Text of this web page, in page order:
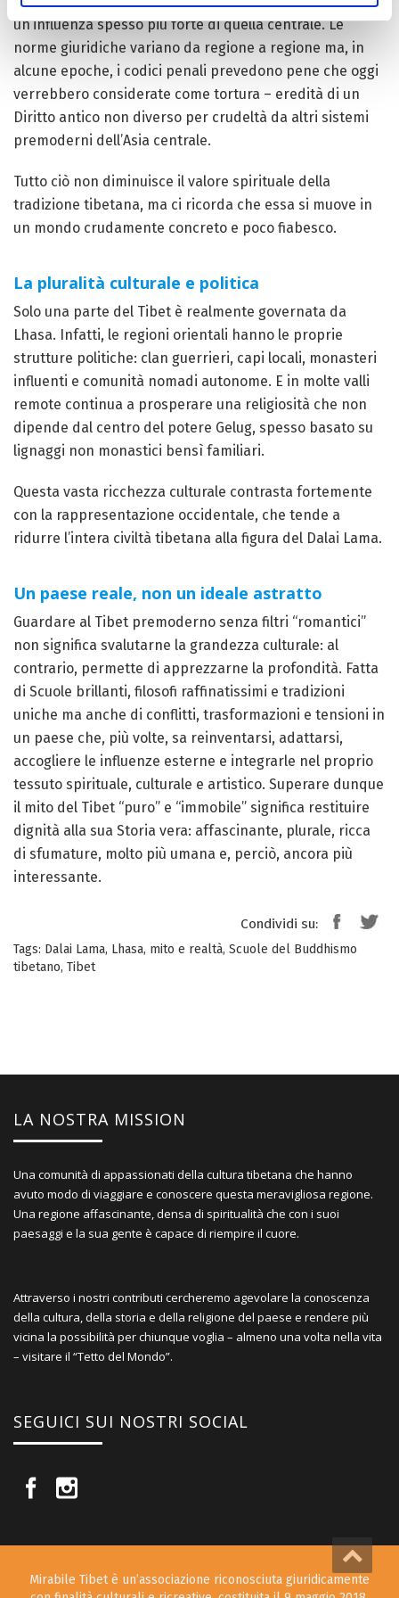
un’influenza spesso più forte di quella centrale. Le
norme giuridiche variano da regione a regione ma, in
alcune epoche, i codici penali prevedono pene che oggi
verrebbero considerate come tortura – eredità di un
Diritto antico non diverso per crudeltà da altri sistemi
premoderni dell’Asia centrale.
Tutto ciò non diminuisce il valore spirituale della
tradizione tibetana, ma ci ricorda che essa si muove in
un mondo crudamente concreto e poco fiabesco.
La pluralità culturale e politica
Solo una parte del Tibet è realmente governata da
Lhasa. Infatti, le regioni orientali hanno le proprie
strutture politiche: clan guerrieri, capi locali, monasteri
influenti e comunità nomadi autonome. E in molte valli
remote continua a prosperare una religiosità che non
dipende dal centro del potere Gelug, spesso basato su
lignaggi non monastici bensì familiari.
Questa vasta ricchezza culturale contrasta fortemente
con la rappresentazione occidentale, che tende a
ridurre l’intera civiltà tibetana alla figura del Dalai Lama.
Un paese reale, non un ideale astratto
Guardare al Tibet premoderno senza filtri “romantici”
non significa svalutarne la grandezza culturale: al
contrario, permette di apprezzarne la profondità. Fatta
di Scuole brillanti, filosofi raffinatissimi e tradizioni
uniche ma anche di conflitti, trasformazioni e tensioni in
un paese che, più volte, sa reinventarsi, adattarsi,
accogliere le influenze esterne e integrarle nel proprio
tessuto spirituale, culturale e artistico. Superare dunque
il mito del Tibet “puro” e “immobile” significa restituire
dignità alla sua Storia vera: affascinante, plurale, ricca
di sfumature, molto più umana e, perciò, ancora più
interessante.
Condividi su:
Tags: Dalai Lama, Lhasa, mito e realtà, Scuole del Buddhismo
tibetano, Tibet
LA NOSTRA MISSION
Una comunità di appassionati della cultura tibetana che hanno
avuto modo di viaggiare e conoscere questa meravigliosa regione.
Una regione affascinante, densa di spiritualità che con i suoi
paesaggi e la sua gente è capace di riempire il cuore.
Attraverso i nostri contributi cercheremo agevolare la conoscenza
della cultura, della storia e della religione del paese e rendere più
vicina la possibilità per chiunque voglia – almeno una volta nella vita
– visitare il “Tetto del Mondo”.
SEGUICI SUI NOSTRI SOCIAL
Mirabile Tibet è un’associazione riconosciuta giuridicamente